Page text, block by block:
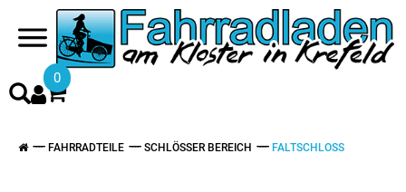
0
FAHRRADTEILE SCHLÖSSER BEREICH FALTSCHLOSS